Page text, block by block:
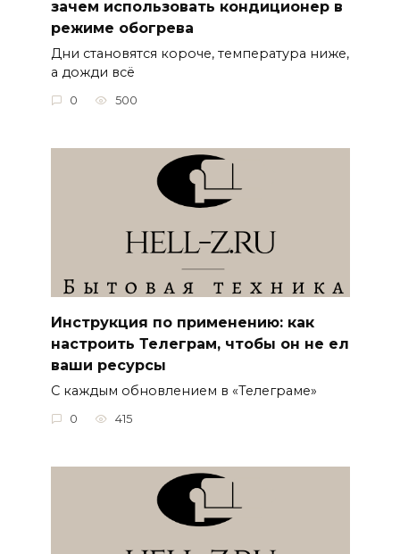
зачем использовать кондиционер в
режиме обогрева
Дни становятся короче, температура ниже,
а дожди всё
0 500
Инструкция по применению: как
настроить Телеграм, чтобы он не ел
ваши ресурсы
С каждым обновлением в «Телеграме»
0 415